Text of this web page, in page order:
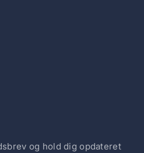
og hold dig opdateret